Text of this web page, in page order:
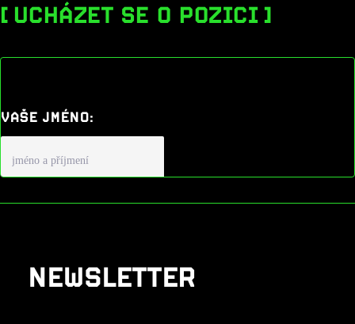
UCHÁZET SE O POZICI
NEWSLETTER